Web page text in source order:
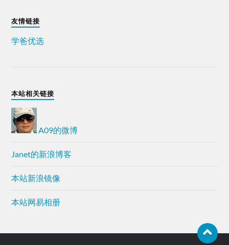
友情链接
学爸优选
本站相关链接
A09的微博
Janet的新浪博客
本站新浪镜像
本站网易相册